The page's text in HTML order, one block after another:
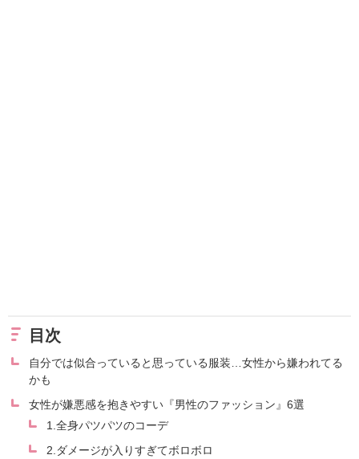
目次
自分では似合っていると思っている服装…女性から嫌われてる
かも
女性が嫌悪感を抱きやすい『男性のファッション』6選
1.全身パツパツのコーデ
2.ダメージが入りすぎてボロボロ